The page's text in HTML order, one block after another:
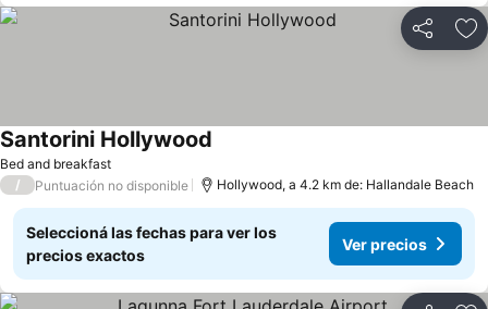
Compartir
Bed and breakfast
Santorini Hollywood
/ Puntuación no disponible Hollywood, a 4.2 km de: Hallandale Beach
Seleccioná las fechas para ver los
precios exactos
Ver precios